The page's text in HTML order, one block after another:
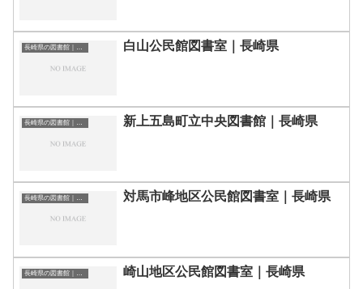
長崎県の図書館｜勉強できる場所 白山公民館図書室｜長崎県
長崎県の図書館｜勉強できる場所 新上五島町立中央図書館｜長崎県
長崎県の図書館｜勉強できる場所 対馬市峰地区公民館図書室｜長崎県
崎山地区公民館図書室｜長崎県